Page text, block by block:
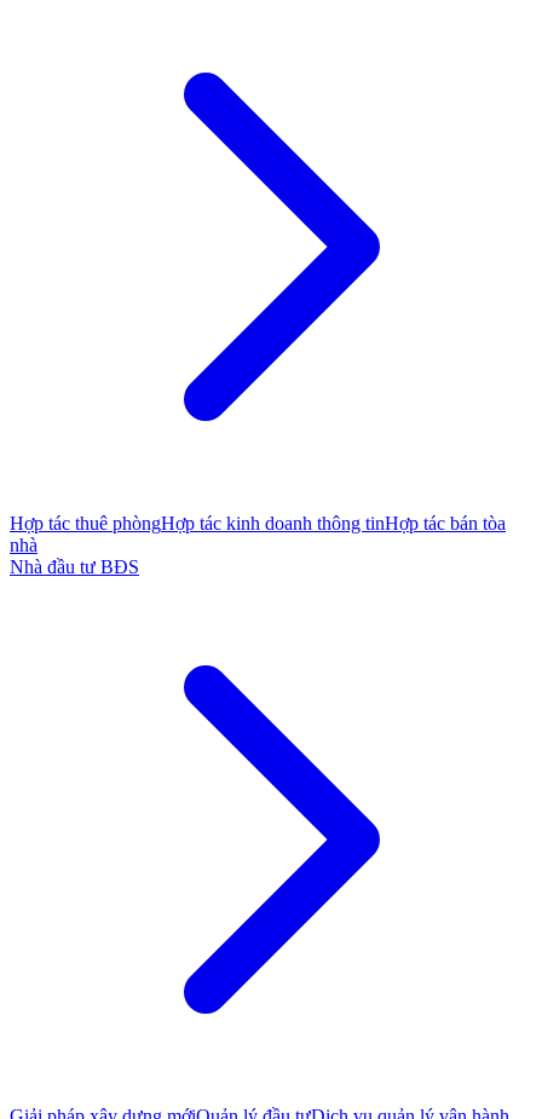
Hợp tác thuê phòngHợp tác kinh doanh thông tinHợp tác bán tòa
nhà
Nhà đầu tư BĐS